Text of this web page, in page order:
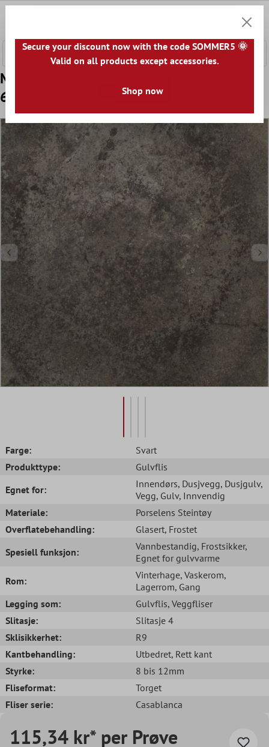
Mønster Gulvfliser Casablanca Antrasitt
60x60cm
Farge:
Svart
Produkttype:
Gulvflis
Egnet for:
Innendørs, Dusjvegg, Dusjgulv,
Vegg, Gulv, Innvendig
Materiale:
Porselens Steintøy
Overflatebehandling:
Glasert, Frostet
Spesiell funksjon:
Vannbestandig, Frostsikker,
Egnet for gulvvarme
Rom:
Vinterhage, Vaskerom,
Lagerrom, Gang
Legging som:
Gulvflis, Veggfliser
Slitasje:
Slitasje 4
Sklisikkerhet:
R9
Kantbehandling:
Utbedret, Rett kant
Styrke:
8 bis 12mm
Fliseformat:
Torget
Fliser serie:
Casablanca
115,34 kr* per Prøve
Secure your discount now with the code SOMMER5 🌞
Valid on all products except accessories.
Shop now